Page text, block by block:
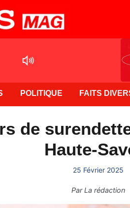
POLITIQUE FAITS
de
Haute-
25 Février 2025
ParLa rédaction